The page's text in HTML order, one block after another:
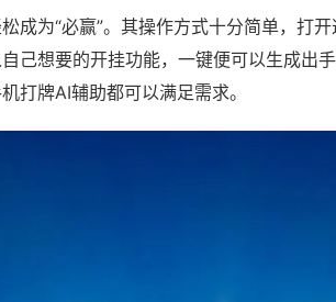
成为“必赢”。其操作方式十分简单，打
己想要的开挂功能，一键便可以生成出
打牌AI辅助都可以满足需求。